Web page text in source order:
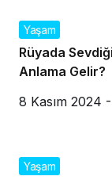
Yaşam
Rüyada
Anlama Gelir?
8 Kasım 2024
Yaşam